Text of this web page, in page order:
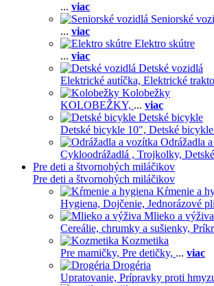
... viac
Seniorské
... viac
Elektro skútre
... viac
Detské vozidlá
Elektrické autíčka, Elektrické
Kolobežky
KOLOBEŽKY, ... viac
Detské bicykle
Detské bicykle 10", Detské
Odrážadla
Cykloodrážadlá , Trojkolky,
Pre deti a štvornohých miláčikov
Pre deti a štvornohých miláčikov
Kŕmenie a
Hygiena, Dojčenie, Jednorázové
Mlieko a výživa
Cereálie, chrumky a sušienky,
Kozmetika
Pre mamičky, Pre detičky, ... viac
Drogéria
Upratovanie, Prípravky proti